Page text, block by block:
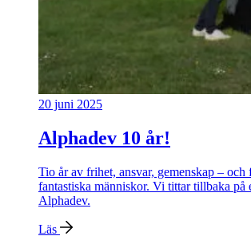
20 juni 2025
Alphadev 10 år!
Tio år av frihet, ansvar, gemenskap –
fantastiska människor. Vi tittar tillbaka på
Alphadev.
Läs